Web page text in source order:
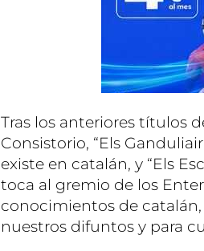
Tras los anteriores títulos
Consistorio, “Els
existe en catalán, y “Els
toca al gremio de los
conocimientos de catalán,
nuestros difuntos y para